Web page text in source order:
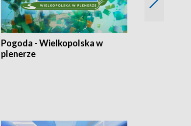
Pogoda - Wielkopolska w
plenerze